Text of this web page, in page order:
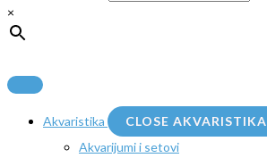
×
Akvaristika CLOSE AKVARISTIKA
Akvarijumi i setovi